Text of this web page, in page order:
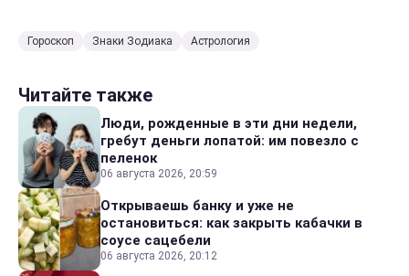
Гороскоп Знаки Зодиака Астрология
Читайте также
Люди, рожденные в эти дни недели,
гребут деньги лопатой: им повезло с
пеленок
06 августа 2026, 20:59
Открываешь банку и уже не
остановиться: как закрыть кабачки в
соусе сацебели
06 августа 2026, 20:12